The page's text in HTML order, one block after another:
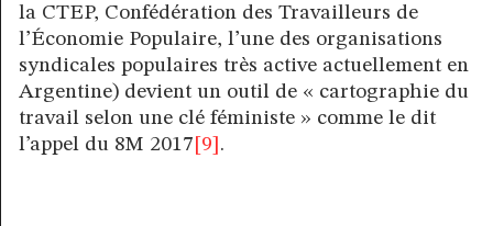
la CTEP, Confédération des Travailleurs de
l’Économie Populaire, l’une des organisations
syndicales populaires très active actuellement en
Argentine) devient un outil de « cartographie du
travail selon une clé féministe » comme le dit
l’appel du 8M 2017 [9] .